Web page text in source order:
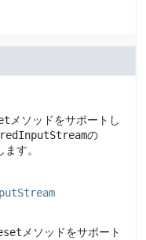
メソッドをサポートし
の
ます。
メソッドをサポート